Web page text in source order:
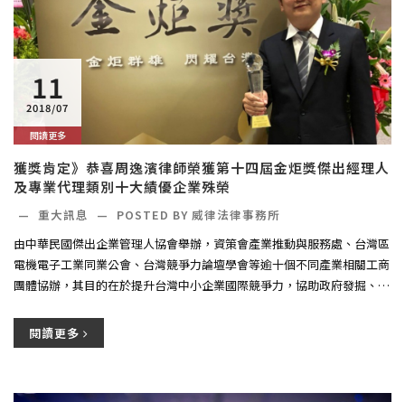
11
2018/07
閱讀更多
獲獎肯定》恭喜周逸濱律師榮獲第十四屆金炬獎傑出經理人
及專業代理類別十大績優企業殊榮
— 重大訊息 —
POSTED BY 威律法律事務所
由中華民國傑出企業管理人協會舉辦，資策會產業推動與服務處、台灣區
電機電子工業同業公會、台灣競爭力論壇學會等逾十個不同產業相關工商
團體協辦，其目的在於提升台灣中小企業國際競爭力，協助政府發掘、表
閱讀更多